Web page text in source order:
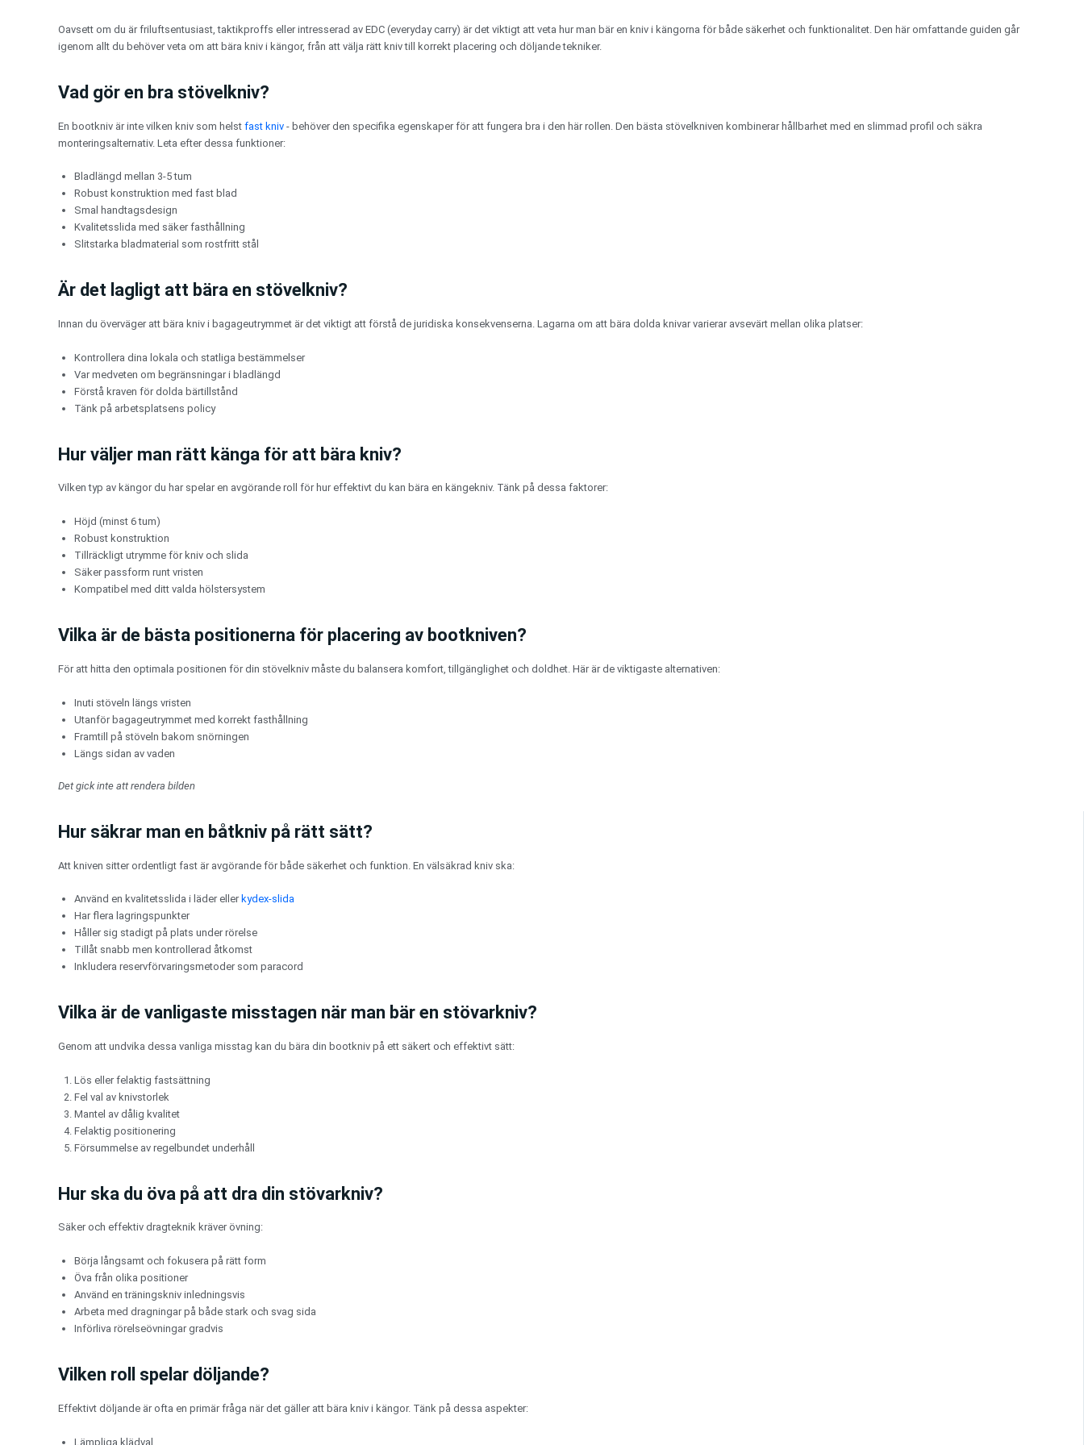
Oavsett om du är friluftsentusiast, taktikproffs eller intresserad av EDC (everyday carry) är det viktigt att veta hur man bär en kniv i kängorna för både säkerhet och funktionalitet. Den här omfattande guiden går
igenom allt du behöver veta om att bära kniv i kängor, från att välja rätt kniv till korrekt placering och döljande tekniker.
Vad gör en bra stövelkniv?
En bootkniv är inte vilken kniv som helst fast kniv - behöver den specifika egenskaper för att fungera bra i den här rollen. Den bästa stövelkniven kombinerar hållbarhet med en slimmad profil och säkra
monteringsalternativ. Leta efter dessa funktioner:
Bladlängd mellan 3-5 tum
Robust konstruktion med fast blad
Smal handtagsdesign
Kvalitetsslida med säker fasthållning
Slitstarka bladmaterial som rostfritt stål
Är det lagligt att bära en stövelkniv?
Innan du överväger att bära kniv i bagageutrymmet är det viktigt att förstå de juridiska konsekvenserna. Lagarna om att bära dolda knivar varierar avsevärt mellan olika platser:
Kontrollera dina lokala och statliga bestämmelser
Var medveten om begränsningar i bladlängd
Förstå kraven för dolda bärtillstånd
Tänk på arbetsplatsens policy
Hur väljer man rätt känga för att bära kniv?
Vilken typ av kängor du har spelar en avgörande roll för hur effektivt du kan bära en kängekniv. Tänk på dessa faktorer:
Höjd (minst 6 tum)
Robust konstruktion
Tillräckligt utrymme för kniv och slida
Säker passform runt vristen
Kompatibel med ditt valda hölstersystem
Vilka är de bästa positionerna för placering av bootkniven?
För att hitta den optimala positionen för din stövelkniv måste du balansera komfort, tillgänglighet och doldhet. Här är de viktigaste alternativen:
Inuti stöveln längs vristen
Utanför bagageutrymmet med korrekt fasthållning
Framtill på stöveln bakom snörningen
Längs sidan av vaden
Det gick inte att rendera bilden
Hur säkrar man en båtkniv på rätt sätt?
Att kniven sitter ordentligt fast är avgörande för både säkerhet och funktion. En välsäkrad kniv ska:
Använd en kvalitetsslida i läder eller kydex-slida
Har flera lagringspunkter
Håller sig stadigt på plats under rörelse
Tillåt snabb men kontrollerad åtkomst
Inkludera reservförvaringsmetoder som paracord
Vilka är de vanligaste misstagen när man bär en stövarkniv?
Genom att undvika dessa vanliga misstag kan du bära din bootkniv på ett säkert och effektivt sätt:
Lös eller felaktig fastsättning
Fel val av knivstorlek
Mantel av dålig kvalitet
Felaktig positionering
Försummelse av regelbundet underhåll
Hur ska du öva på att dra din stövarkniv?
Säker och effektiv dragteknik kräver övning:
Börja långsamt och fokusera på rätt form
Öva från olika positioner
Använd en träningskniv inledningsvis
Arbeta med dragningar på både stark och svag sida
Införliva rörelseövningar gradvis
Vilken roll spelar döljande?
Effektivt döljande är ofta en primär fråga när det gäller att bära kniv i kängor. Tänk på dessa aspekter:
Lämpliga klädval